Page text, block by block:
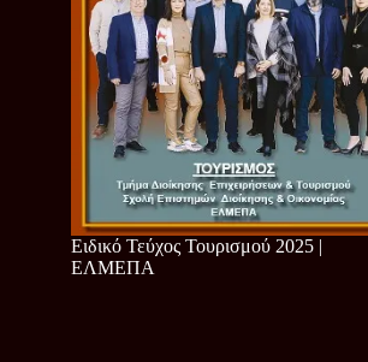
Ειδικό Τεύχος Τουρισμού 2025 |
ΕΛΜΕΠΑ